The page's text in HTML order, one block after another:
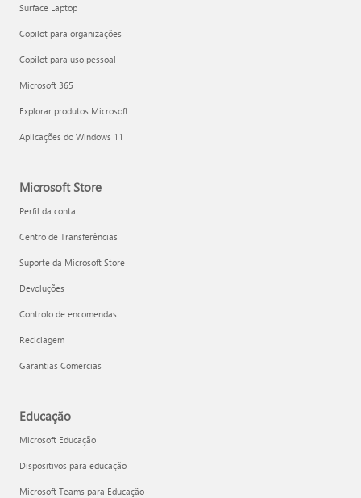
Surface Laptop
Copilot para organizações
Copilot para uso pessoal
Microsoft 365
Explorar produtos Microsoft
Aplicações do Windows 11
Microsoft Store
Perfil da conta
Centro de Transferências
Suporte da Microsoft Store
Devoluções
Controlo de encomendas
Reciclagem
Garantias Comercias
Educação
Microsoft Educação
Dispositivos para educação
Microsoft Teams para Educação